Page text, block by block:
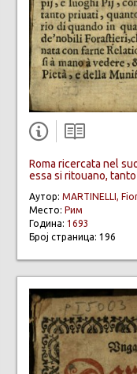
Roma ricercata nel
essa si ritouano,
Аутор: MARTINELLI,
Место: Рим
Година: 1693
Број страница: 196